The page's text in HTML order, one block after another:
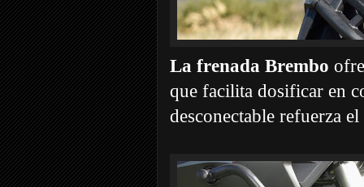
La frenada Brembo
que facilita dosificar en
desconectable refuerza